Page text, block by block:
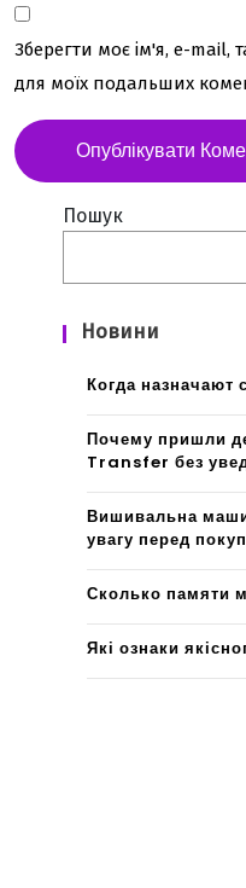
Зберегти моє ім'я, e-mail,
для моїх подальших
Пошук
Новини
Когда назначают
Почему пришли
Transfer без
Вишивальна
увагу перед
Сколько памяти
Які ознаки